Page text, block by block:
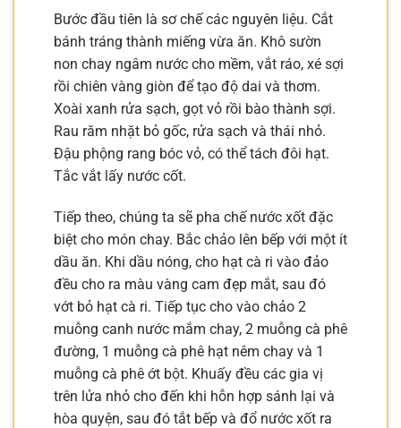
Bước đầu tiên là sơ chế các nguyên liệu. Cắt
bánh tráng thành miếng vừa ăn. Khô sườn
non chay ngâm nước cho mềm, vắt ráo, xé sợi
rồi chiên vàng giòn để tạo độ dai và thơm.
Xoài xanh rửa sạch, gọt vỏ rồi bào thành sợi.
Rau răm nhặt bỏ gốc, rửa sạch và thái nhỏ.
Đậu phộng rang bóc vỏ, có thể tách đôi hạt.
Tắc vắt lấy nước cốt.
Tiếp theo, chúng ta sẽ pha chế nước xốt đặc
biệt cho món chay. Bắc chảo lên bếp với một ít
dầu ăn. Khi dầu nóng, cho hạt cà ri vào đảo
đều cho ra màu vàng cam đẹp mắt, sau đó
vớt bỏ hạt cà ri. Tiếp tục cho vào chảo 2
muỗng canh nước mắm chay, 2 muỗng cà phê
đường, 1 muỗng cà phê hạt nêm chay và 1
muỗng cà phê ớt bột. Khuấy đều các gia vị
trên lửa nhỏ cho đến khi hỗn hợp sánh lại và
hòa quyện, sau đó tắt bếp và đổ nước xốt ra